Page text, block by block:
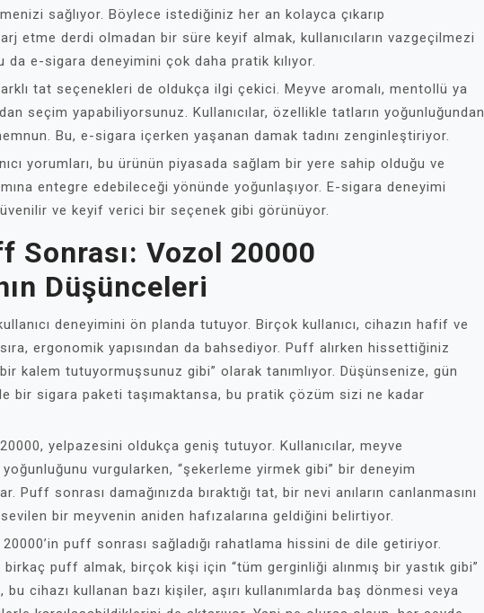
sağlıyor. Böylece istediğiniz her an kolayca çıkarıp
etme derdi olmadan bir süre keyif almak, kullanıcıların vazgeçilmezi
da e-sigara deneyimini çok daha pratik kılıyor.
tat seçenekleri de oldukça ilgi çekici. Meyve aromalı, mentollü ya
seçim yapabiliyorsunuz. Kullanıcılar, özellikle tatların yoğunluğundan
Bu, e-sigara içerken yaşanan damak tadını zenginleştiriyor.
yorumları, bu ürünün piyasada sağlam bir yere sahip olduğu ve
entegre edebileceği yönünde yoğunlaşıyor. E-sigara deneyimi
ve keyif verici bir seçenek gibi görünüyor.
Sonrası: Vozol 20000
Düşünceleri
deneyimini ön planda tutuyor. Birçok kullanıcı, cihazın hafif ve
sıra, ergonomik yapısından da bahsediyor. Puff alırken hissettiğiniz
kalem tutuyormuşsunuz gibi” olarak tanımlıyor. Düşünsenize, gün
bir sigara paketi taşımaktansa, bu pratik çözüm sizi ne kadar
yelpazesini oldukça geniş tutuyor. Kullanıcılar, meyve
yoğunluğunu vurgularken, “şekerleme yirmek gibi” bir deneyim
Puff sonrası damağınızda bıraktığı tat, bir nevi anıların canlanmasını
sevilen bir meyvenin aniden hafızalarına geldiğini belirtiyor.
20000’in puff sonrası sağladığı rahatlama hissini de dile getiriyor.
puff almak, birçok kişi için “tüm gerginliği alınmış bir yastık gibi”
cihazı kullanan bazı kişiler, aşırı kullanımlarda baş dönmesi veya